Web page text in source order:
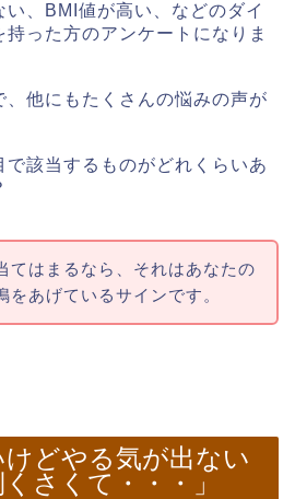
い、BMI値が高い、などのダイ
った方のアンケートになりま
、他にもたくさんの悩みの声が
で該当するものがどれくらいあ
てはまるなら、それはあなたの
をあげているサインです。
けどやる気が出ない
さくて・・・」